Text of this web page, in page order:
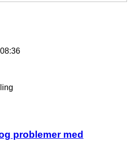
problemer med